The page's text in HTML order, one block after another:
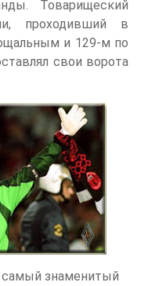
Товарищеский
проходивший в
и 129-м по
свои ворота
самый знаменитый